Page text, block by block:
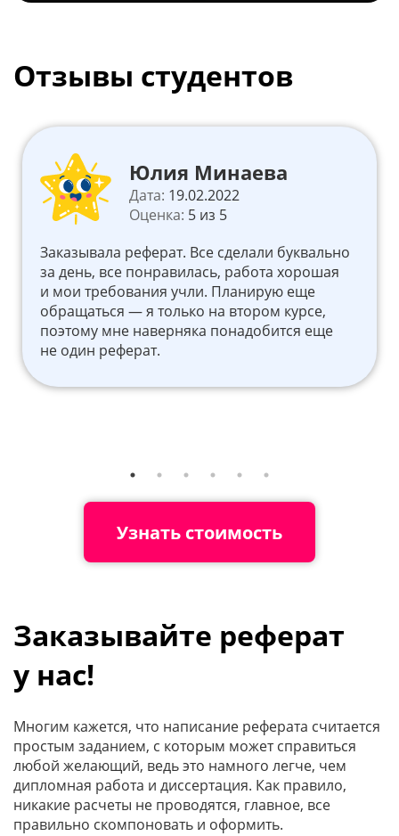
Отзывы студентов
Юлия Минаева
Дата: 19.02.2022
Оценка: 5 из 5
Заказывала реферат. Все сделали буквально
за день, все понравилась, работа хорошая
и мои требования учли. Планирую еще
обращаться — я только на втором курсе,
поэтому мне наверняка понадобится еще
не один реферат.
Узнать стоимость
Заказывайте реферат
у нас!
Многим кажется, что написание реферата считается
простым заданием, с которым может справиться
любой желающий, ведь это намного легче, чем
дипломная работа и диссертация. Как правило,
никакие расчеты не проводятся, главное, все
правильно скомпоновать и оформить.